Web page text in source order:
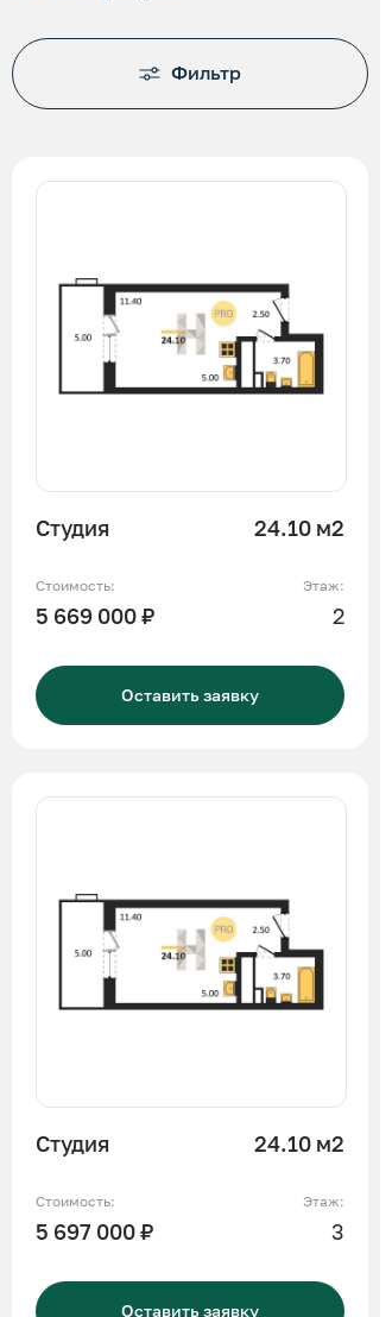
Фильтр
Студия 24.10 м2
Стоимость:
5 669 000 ₽
Этаж:
2
Оставить заявку
Студия 24.10 м2
Стоимость:
5 697 000 ₽
Этаж:
3
Оставить заявку